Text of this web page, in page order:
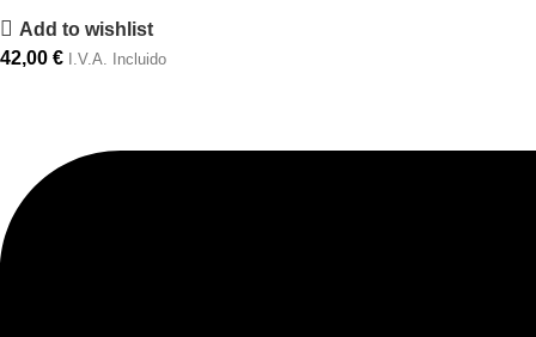
Add to wishlist
42,00 € I.V.A. Incluido